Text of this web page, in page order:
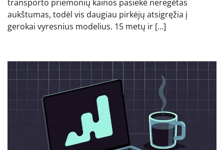
transporto priemonių kainos pasiekė neregėtas
aukštumas, todėl vis daugiau pirkėjų atsigręžia į
gerokai vyresnius modelius. 15 metų ir […]